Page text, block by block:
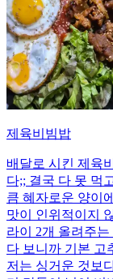
제육비빔밥
배달로 시킨 제육
다;; 결국 다 못 먹
큼 혜자로운 양이
맛이 인위적이지
라이 2개 올려주
다 보니까 기본 고
저는 싱거운 것보